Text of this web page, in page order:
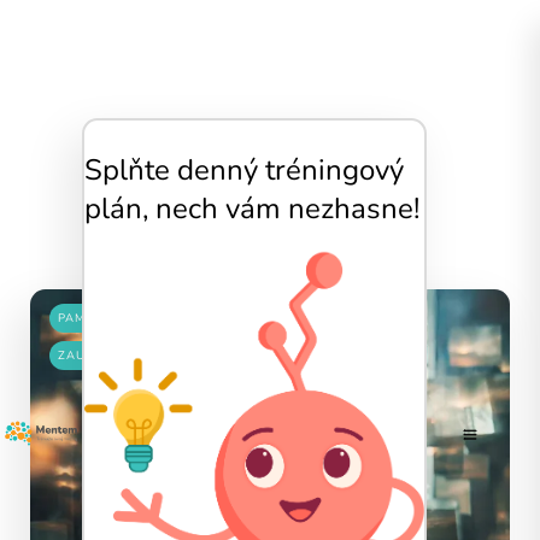
Splňte denný tréningový
plán, nech vám nezhasne!
Pamäť
PAMÄŤ
ZAUJÍMAVOSTI